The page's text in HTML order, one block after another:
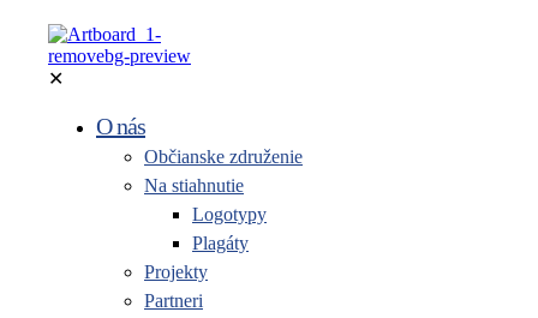
✕
O nás
Občianske združenie
Na stiahnutie
Logotypy
Plagáty
Projekty
Partneri